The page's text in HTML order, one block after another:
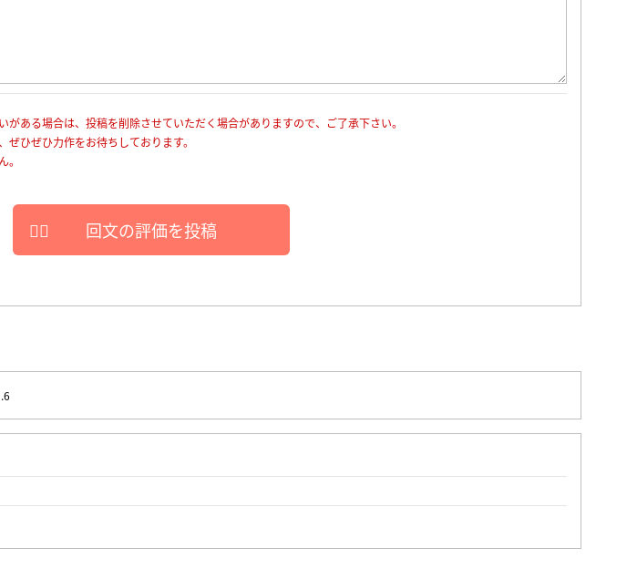
ある場合は、投稿を削除させていただく場合がありますので、ご了承下さい。
ひぜひ力作をお待ちしております。
回文の評価を投稿